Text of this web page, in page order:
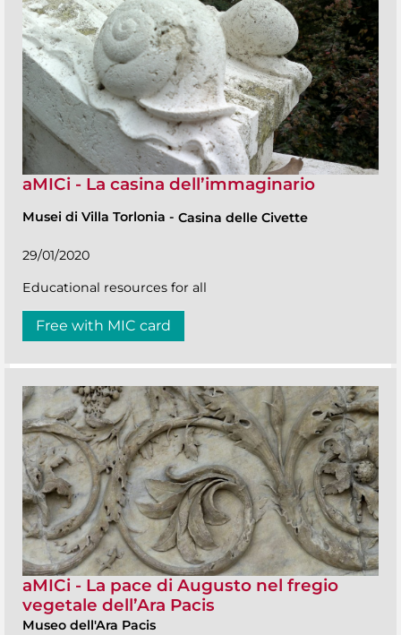
aMICi - La casina dell’immaginario
Musei di Villa Torlonia - Casina delle Civette
29/01/2020
Educational resources for all
Free with MIC card
aMICi - La pace di Augusto nel fregio
vegetale dell’Ara Pacis
Museo dell'Ara Pacis